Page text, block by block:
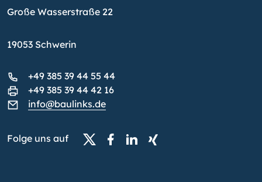
Große Wasserstraße 22
19053 Schwerin
+49 385 39 44 55 44
+49 385 39 44 42 16
info@baulinks.de
Folge uns auf